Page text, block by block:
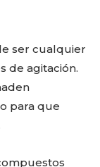
ser cualquier
de agitación.
para que